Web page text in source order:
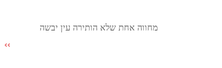
מחווה אחת שלא הותירה עין יבשה